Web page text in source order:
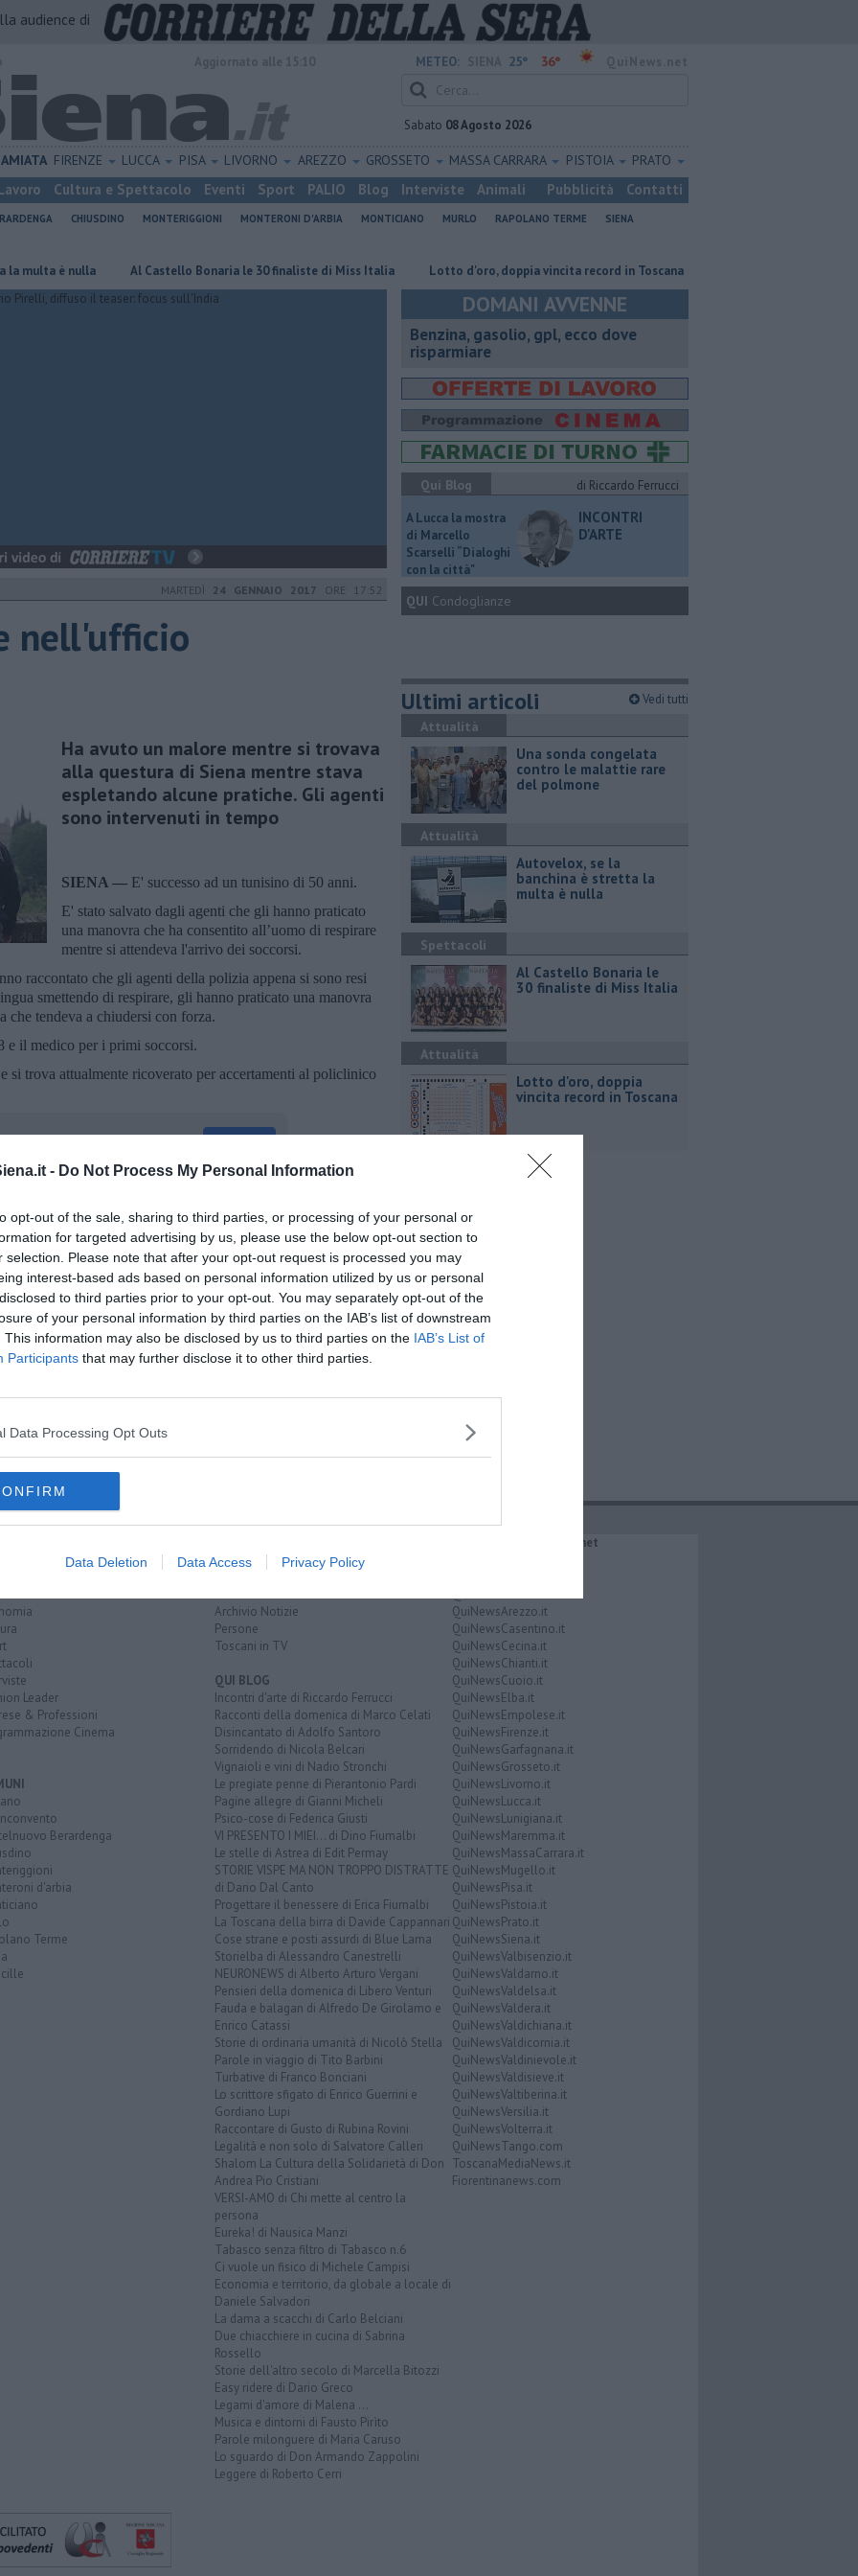
- Do Not Process My Personal Information
opt-out of the sale, sharing to third parties, or processing of your personal or
for targeted advertising by us, please use the below opt-out section to
selection. Please note that after your opt-out request is processed you may
interest-based ads based on personal information utilized by us or personal
to third parties prior to your opt-out. You may separately opt-out of the
of your personal information by third parties on the IAB’s list of downstream
This information may also be disclosed by us to third parties on the IAB’s List of
Participants that may further disclose it to other third parties.
Data Processing Opt Outs
Data Deletion Data Access Privacy Policy
audience di
METEO: 25° 36°
Sabato 08 Agosto 2026
AMIATA FIRENZE LUCCA PISA LIVORNO AREZZO GROSSETO MASSA CARRARA PISTOIA PRATO
Cultura e Spettacolo Eventi Sport PALIO Blog Interviste Animali Pubblicità Contatti
CHIUSDINO MONTERIGGIONI MONTERONI D'ARBIA MONTICIANO MURLO RAPOLANO TERME
SIENA
è nulla Al Castello Bonaria le 30 finaliste di Miss Italia Lotto d'oro, doppia vincita record in Toscana Una sonda congelata contro
MARTEDÌ 24 GENNAIO 2017 ORE 17:52
nell'ufficio
​Ha avuto un malore mentre si trovava
alla questura di Siena mentre stava
espletando alcune pratiche. Gli agenti
sono intervenuti in tempo
SIENA — E' successo ad un tunisino di 50 anni.
E' stato salvato dagli agenti che gli hanno praticato
una manovra che ha consentito all’uomo di respirare
mentre si attendeva l'arrivo dei soccorsi.
raccontato che gli agenti della polizia appena si sono resi
smettendo di respirare, gli hanno praticato una manovra
che tendeva a chiudersi con forza.
e il medico per i primi soccorsi.
si trova attualmente ricoverato per accertamenti al policlinico
iscriviti allaNewsletter QUInews - ToscanaMedia.
nella tua casella di posta.
DOMANI AVVENNE
​Benzina, gasolio, gpl, ecco dove
risparmiare
Qui Blog
di Riccardo Ferrucci
A Lucca la mostra
di Marcello
Scarselli “Dialoghi
con la città"
INCONTRI
D'ARTE
QUI Condoglianze
Ultimi articoli Vedi tutti
Attualità
Una sonda congelata
contro le malattie rare
del polmone
Attualità
Autovelox, se la
banchina è stretta la
multa è nulla
Spettacoli
Al Castello Bonaria le
30 finaliste di Miss Italia
Attualità
Lotto d'oro, doppia
vincita record in Toscana
Leader
& Professioni
Cinema
Berardenga
d'arbia
Terme
Le notizie di oggi
Archivio Notizie
Persone
Toscani in TV
QUI BLOG
Incontri d'arte di Riccardo Ferrucci
Racconti della domenica di Marco Celati
Disincantato di Adolfo Santoro
Sorridendo di Nicola Belcari
Vignaioli e vini di Nadio Stronchi
Le pregiate penne di Pierantonio Pardi
Pagine allegre di Gianni Micheli
Psico-cose di Federica Giusti
VI PRESENTO I MIEI... di Dino Fiumalbi
Le stelle di Astrea di Edit Permay
STORIE VISPE MA NON TROPPO DISTRATTE
di Dario Dal Canto
Progettare il benessere di Erica Fiumalbi
La Toscana della birra di Davide Cappannari
Cose strane e posti assurdi di Blue Lama
Storielba di Alessandro Canestrelli
NEURONEWS di Alberto Arturo Vergani
Pensieri della domenica di Libero Venturi
Fauda e balagan di Alfredo De Girolamo e
Enrico Catassi
Storie di ordinaria umanità di Nicolò Stella
Parole in viaggio di Tito Barbini
Turbative di Franco Bonciani
Lo scrittore sfigato di Enrico Guerrini e
Gordiano Lupi
Raccontare di Gusto di Rubina Rovini
Legalità e non solo di Salvatore Calleri
Shalom La Cultura della Solidarietà di Don
Andrea Pio Cristiani
VERSI-AMO di Chi mette al centro la
persona
Eureka! di Nausica Manzi
Tabasco senza filtro di Tabasco n.6
Ci vuole un fisico di Michele Campisi
Economia e territorio, da globale a locale di
Daniele Salvadori
La dama a scacchi di Carlo Belciani
Due chiacchiere in cucina di Sabrina
Rossello
Storie dell'altro secolo di Marcella Bitozzi
Easy ridere di Dario Greco
Legami d'amore di Malena ...
Musica e dintorni di Fausto Pirìto
Parole milonguere di Maria Caruso
Lo sguardo di Don Armando Zappolini
Leggere di Roberto Cerri
IL NETWORK QuiNews.net
QuiNewsArezzo.it
QuiNewsCasentino.it
QuiNewsCecina.it
QuiNewsChianti.it
QuiNewsCuoio.it
QuiNewsElba.it
QuiNewsEmpolese.it
QuiNewsFirenze.it
QuiNewsGarfagnana.it
QuiNewsGrosseto.it
QuiNewsLivorno.it
QuiNewsLucca.it
QuiNewsLunigiana.it
QuiNewsMaremma.it
QuiNewsMassaCarrara.it
QuiNewsMugello.it
QuiNewsPisa.it
QuiNewsPistoia.it
QuiNewsPrato.it
QuiNewsSiena.it
QuiNewsValbisenzio.it
QuiNewsValdarno.it
QuiNewsValdelsa.it
QuiNewsValdera.it
QuiNewsValdichiana.it
QuiNewsValdicornia.it
QuiNewsValdinievole.it
QuiNewsValdisieve.it
QuiNewsValtiberina.it
QuiNewsVersilia.it
QuiNewsVolterra.it
QuiNewsTango.com
ToscanaMediaNews.it
Fiorentinanews.com